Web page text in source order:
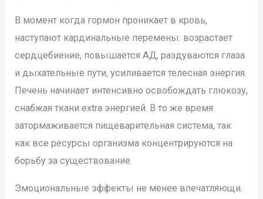
В момент когда гормон проникает в кровь,
наступают кардинальные перемены: возрастает
сердцебиение, повышается АД, раздуваются глаза
и дыхательные пути, усиливается телесная энергия.
Печень начинает интенсивно освобождать глюкозу,
снабжая ткани extra энергией. В то же время
затормаживается пищеварительная система, так
как все ресурсы организма концентрируются на
борьбу за существование.
Эмоциональные эффекты не менее впечатляющи.